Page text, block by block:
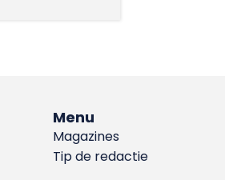
Menu
Magazines
Tip de redactie